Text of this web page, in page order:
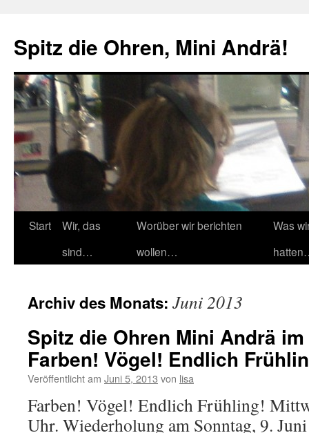
springen
Spitz die Ohren, Mini Andrä!
Start
Wir, das
sind…
Worüber wir berichten
wollen…
Was
Archiv des Monats: Juni 2013
Spitz die Ohren Mini Andrä
Farben! Vögel! Endlich
Veröffentlicht am Juni 5, 2013 von lisa
Farben! Vögel! Endlich Frühling!
Uhr. Wiederholung am Sonntag, 9.